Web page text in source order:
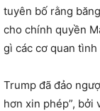
tuyên bố rằng
cho chính quyền
gì các cơ quan
Trump đã đảo
hơn xin phép”, bởi